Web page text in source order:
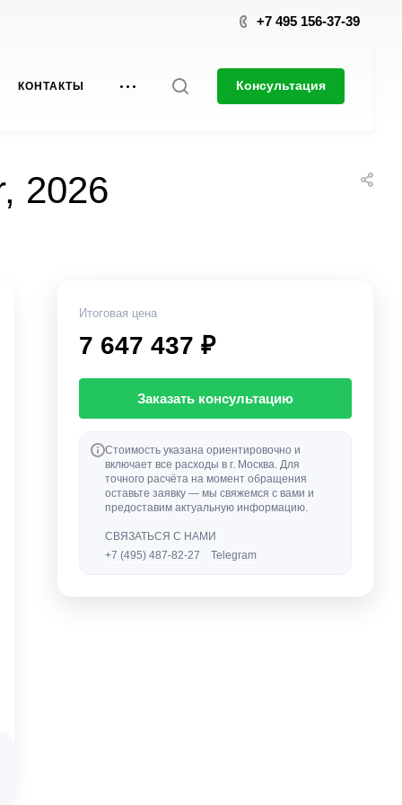
+7 495 156-37-39
КОНТАКТЫ Консультация
2026
Итоговая цена
7 647 437 ₽
Заказать консультацию
Стоимость указана ориентировочно и
включает все расходы в г. Москва. Для
точного расчёта на момент обращения
оставьте заявку — мы свяжемся с вами и
предоставим актуальную информацию.
СВЯЗАТЬСЯ С НАМИ
+7 (495) 487-82-27
Telegram